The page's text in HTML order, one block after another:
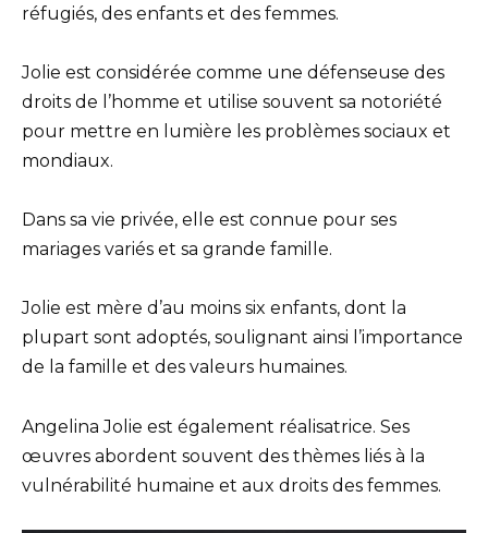
réfugiés, des enfants et des femmes.
Jolie est considérée comme une défenseuse des
droits de l’homme et utilise souvent sa notoriété
pour mettre en lumière les problèmes sociaux et
mondiaux.
Dans sa vie privée, elle est connue pour ses
mariages variés et sa grande famille.
Jolie est mère d’au moins six enfants, dont la
plupart sont adoptés, soulignant ainsi l’importance
de la famille et des valeurs humaines.
Angelina Jolie est également réalisatrice. Ses
œuvres abordent souvent des thèmes liés à la
vulnérabilité humaine et aux droits des femmes.